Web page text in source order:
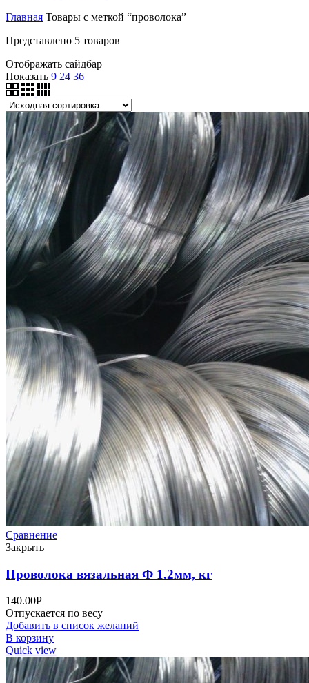
Главная Товары с меткой “проволока”
Представлено 5 товаров
Отображать сайдбар
Показать 9 24 36
Сравнение
Закрыть
Проволока вязальная Ф 1.2мм, кг
140.00Р
Отпускается по весу
Добавить в список желаний
В корзину
Quick view